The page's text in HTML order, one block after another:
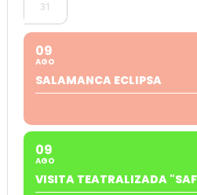
31
09
AGO
SALAMANCA ECLIPSA
09
AGO
VISITA TEATRALIZADA